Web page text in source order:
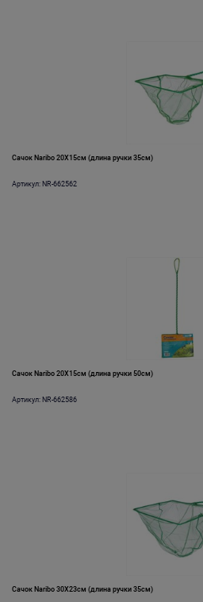
Сачок Naribo 20X15см (длина ручки 35см)
Артикул: NR-662562
Сачок Naribo 20X15см (длина ручки 50см)
Артикул: NR-662586
Сачок Naribo 30X23см (длина ручки 35см)